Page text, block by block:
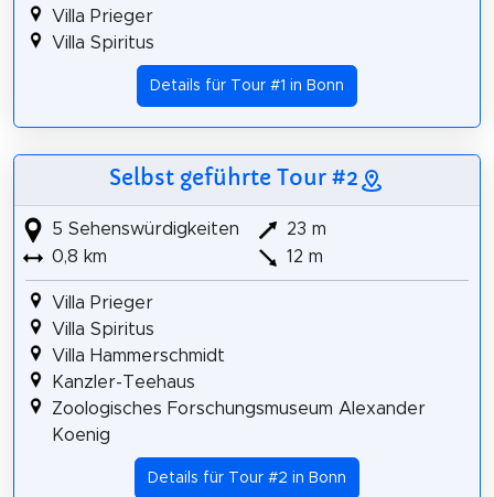
Villa Prieger
Villa Spiritus
Details für Tour #1 in Bonn
Selbst geführte Tour #2
5 Sehenswürdigkeiten
0,8 km
23 m
12 m
Villa Prieger
Villa Spiritus
Villa Hammerschmidt
Kanzler-Teehaus
Zoologisches Forschungsmuseum Alexander
Koenig
Details für Tour #2 in Bonn